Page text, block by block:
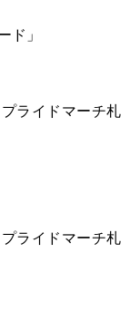
ド」
ライドマーチ札
ライドマーチ札